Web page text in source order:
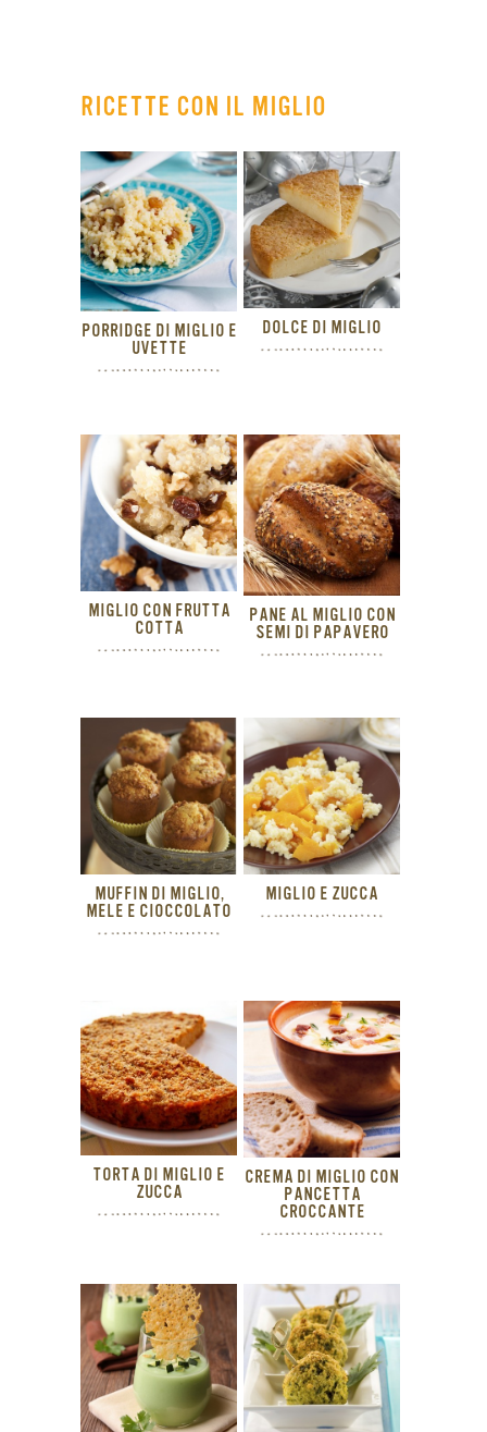
RICETTE CON IL MIGLIO
PORRIDGE DI MIGLIO E
UVETTE
DOLCE DI MIGLIO
MIGLIO CON FRUTTA
COTTA
PANE AL MIGLIO CON
SEMI DI PAPAVERO
MUFFIN DI MIGLIO,
MELE E CIOCCOLATO
MIGLIO E ZUCCA
TORTA DI MIGLIO E
ZUCCA
CREMA DI MIGLIO CON
PANCETTA
CROCCANTE